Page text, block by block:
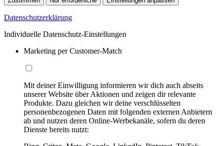
Datenschutzerklärung
Individuelle Datenschutz-Einstellungen
Marketing per Customer-Match
Mit deiner Einwilligung informieren wir dich auch abseits
unserer Website über Aktionen und zeigen dir relevante
Produkte. Dazu gleichen wir deine verschlüsselten
personenbezogenen Daten mit folgenden externen Anbietern
ab und nutzen deren Online-Werbekanäle, sofern du deren
Dienste bereits nutzt: